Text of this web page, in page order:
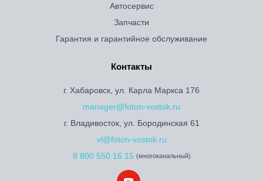
Автосервис
Запчасти
Гарантия и гарантийное обслуживание
Контакты
г. Хабаровск, ул. Карла Маркса 176
manager@foton-vostok.ru
г. Владивосток, ул. Бородинская 61
vl@foton-vostok.ru
8 800 550 16 15 (многоканальный)